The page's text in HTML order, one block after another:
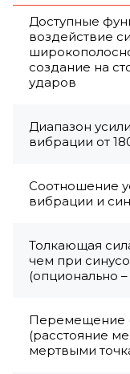
Доступные
воздействие
создание на
ударов
Диапазон
вибрации от
Соотношение
вибрации и
Толкающая
чем при
(опционально
Перемещение
(расстояние
мертвыми